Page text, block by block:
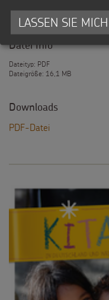
Datei Info
Dateityp: PDF
Dateigröße: 16,1 MB
Downloads
PDF-Datei
LASSEN SIE